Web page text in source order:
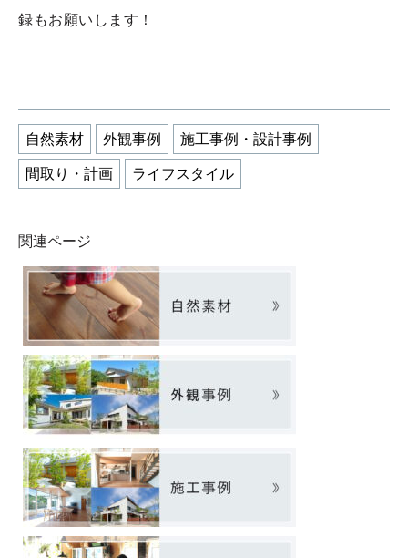
録もお願いします！
自然素材 外観事例 施工事例・設計事例
間取り・計画 ライフスタイル
関連ページ